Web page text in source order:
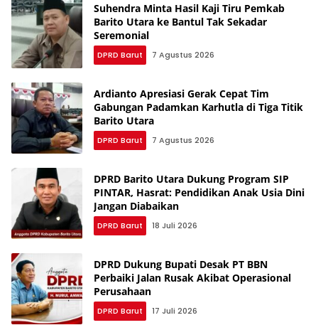
Suhendra Minta Hasil Kaji Tiru Pemkab
Barito Utara ke Bantul Tak Sekadar
Seremonial
DPRD Barut 7 Agustus 2026
Ardianto Apresiasi Gerak Cepat Tim
Gabungan Padamkan Karhutla di Tiga Titik
Barito Utara
DPRD Barut 7 Agustus 2026
DPRD Barito Utara Dukung Program SIP
PINTAR, Hasrat: Pendidikan Anak Usia Dini
Jangan Diabaikan
DPRD Barut 18 Juli 2026
DPRD Dukung Bupati Desak PT BBN
Perbaiki Jalan Rusak Akibat Operasional
Perusahaan
DPRD Barut 17 Juli 2026